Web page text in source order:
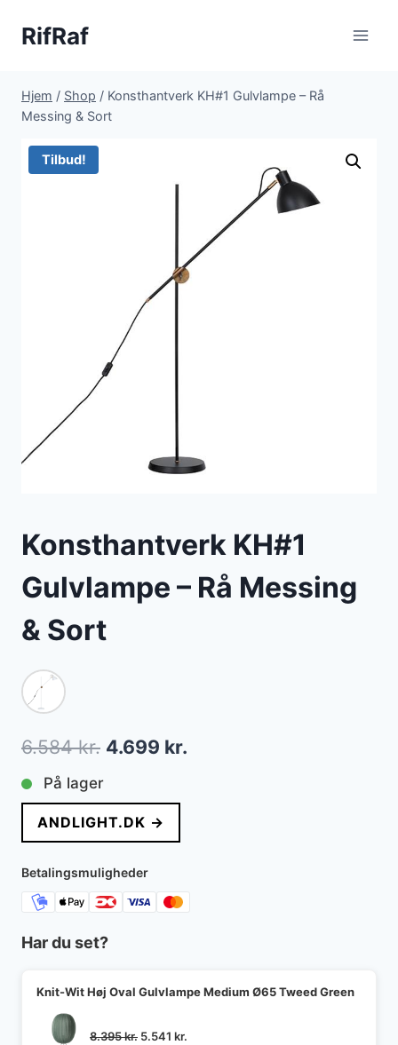
RifRaf
Hjem / Shop / Konsthantverk KH#1 Gulvlampe – Rå
Messing & Sort
Tilbud!
Konsthantverk KH#1
Gulvlampe – Rå Messing
& Sort
6.584kr. Den
pris
var:
6.584 kr..
4.699 kr.
På lager
ANDLIGHT.DK →
Betalingsmuligheder
Har du set?
Knit-Wit Høj Oval Gulvlampe Medium Ø65 Tweed Green
8.395kr. Den
5.541 kr.